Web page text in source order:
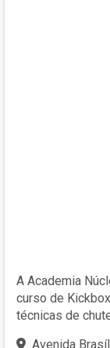
A Academia
curso de
técnicas de
Avenida